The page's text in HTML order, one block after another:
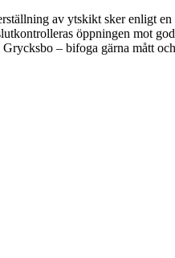
av ytskikt sker enligt
öppningen mot
– bifoga gärna mått